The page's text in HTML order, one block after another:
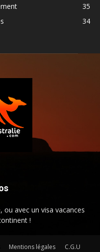
35
34
avec un visa vacances
!
Mentions légales C.G.U